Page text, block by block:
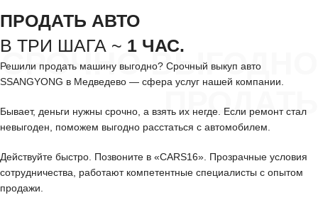
СРОЧНО ВЫГОДНО
ПРОДАТЬ
ПРОДАТЬ АВТО
В ТРИ ШАГА ~ 1 ЧАС.
Решили продать машину выгодно? Срочный выкуп авто
SSANGYONG в Медведево — сфера услуг нашей компании.
Бывает, деньги нужны срочно, а взять их негде. Если ремонт стал
невыгоден, поможем выгодно расстаться с автомобилем.
Действуйте быстро. Позвоните в «CARS16». Прозрачные условия
сотрудничества, работают компетентные специалисты с опытом
продажи.